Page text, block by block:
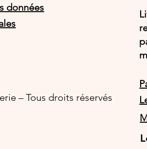
données
– Tous droits réservés